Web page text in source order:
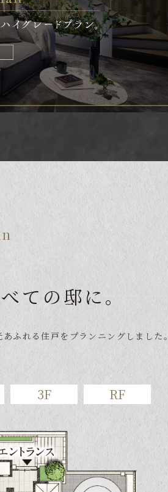
ての邸に。
あふれる住戸をプランニングしました。